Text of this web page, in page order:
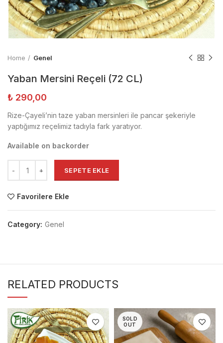
Home Genel
Yaban Mersini Reçeli (72 CL)
₺ 290,00
Rize-Çayeli’nin taze yaban mersinleri ile pancar şekeriyle
yaptığımız reçelimiz tadıyla fark yaratıyor.
Available on backorder
SEPETE EKLE
Favorilere Ekle
Category: Genel
RELATED PRODUCTS
SOLD
OUT